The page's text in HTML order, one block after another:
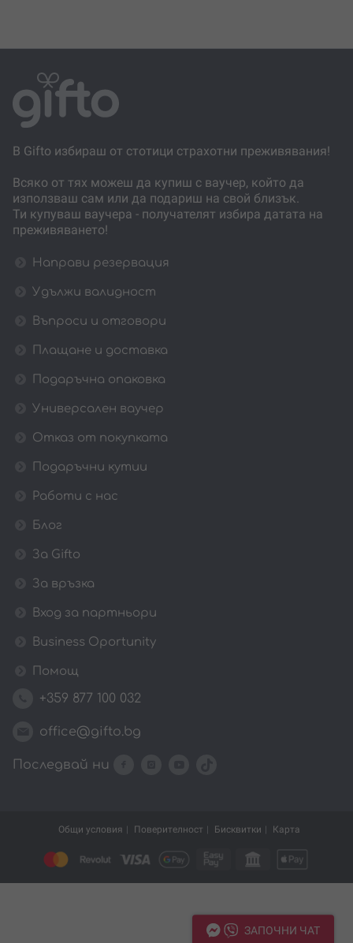
В Gifto избираш от стотици страхотни преживявания!
Всяко от тях можеш да купиш с ваучер, който да
използваш сам или да подариш на свой близък.
Ти купуваш ваучера - получателят избира датата на
преживяването!
Направи резервация
Удължи валидност
Въпроси и отговори
Плащане и доставка
Подаръчна опаковка
Универсален ваучер
Отказ от покупката
Подаръчни кутии
Работи с нас
Блог
За Gifto
За връзка
Вход за партньори
Business Oportunity
Помощ
+359 877 100 032
office@gifto.bg
Последвай ни
Общи условия Поверителност Бисквитки Карта
ЗАПОЧНИ ЧАТ